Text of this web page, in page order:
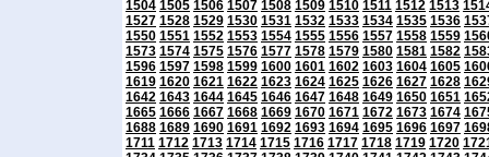
1504 1505 1506 1507 1508 1509 1510 1511 1512 1513
1527 1528 1529 1530 1531 1532 1533 1534 1535 1536
1550 1551 1552 1553 1554 1555 1556 1557 1558 1559
1573 1574 1575 1576 1577 1578 1579 1580 1581 1582
1596 1597 1598 1599 1600 1601 1602 1603 1604 1605
1619 1620 1621 1622 1623 1624 1625 1626 1627 1628
1642 1643 1644 1645 1646 1647 1648 1649 1650 1651
1665 1666 1667 1668 1669 1670 1671 1672 1673 1674
1688 1689 1690 1691 1692 1693 1694 1695 1696 1697
1711 1712 1713 1714 1715 1716 1717 1718 1719 1720